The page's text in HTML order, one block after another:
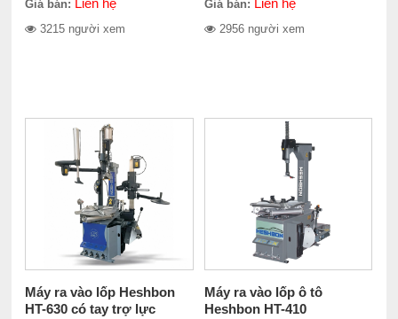
Giá bán: Liên hệ
3215 người xem
Giá bán: Liên hệ
2956 người xem
Máy ra vào lốp Heshbon
HT-630 có tay trợ lực
Máy ra vào lốp ô tô
Heshbon HT-410